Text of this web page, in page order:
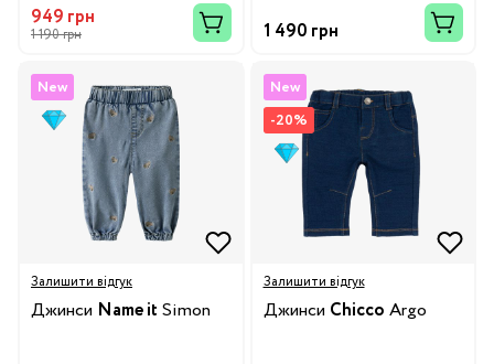
949 грн
1 190 грн 1 490 грн
New
Залишити відгук
Джинси Name it Simon
New
-20%
Залишити відгук
Джинси Chicco Argo